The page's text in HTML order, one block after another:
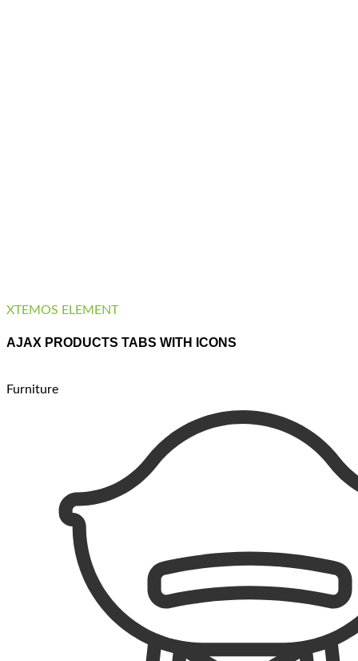
XTEMOS ELEMENT
AJAX PRODUCTS TABS WITH ICONS
Furniture